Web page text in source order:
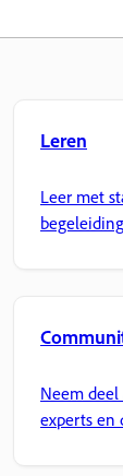
Leren
Leer met
Neem
experts en